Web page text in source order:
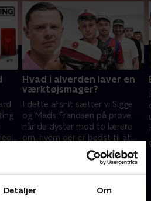
Detaljer Om
Hvad i alverden laver en
værktøjsmager?
I dette afsnit sætter vi Sigge
og Mads Frandsen på prøve,
når de dyster mod to lærere
om, hvem der er bedst til at
gætte, hvad 12 personer
16. juni 2026 • 35 min